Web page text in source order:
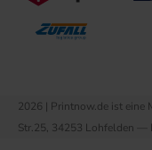
2026 | Printnow.de ist eine
Str.25, 34253 Lohfelden —